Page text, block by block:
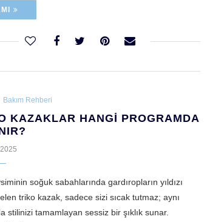
Bakım Rehberi
KAZAKLAR HANGI PROGRAMDA
soğuk sabahlarında gardıropların yıldızı
triko kazak, sadece sizi sıcak tutmaz; aynı
stilinizi tamamlayan sessiz bir şıklık sunar.